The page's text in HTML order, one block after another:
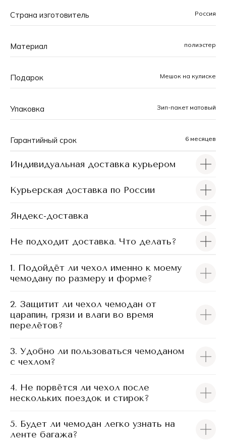
тщательно прорабатывается, а в большинстве
моделей можно найти аббревиатуру бренда, органично
учитываются не только актуальные модные
тенденции, но и практическая функциональность,
оригинальным и удобным.
Страна изготовитель Россия
Материал полиэстер
Подарок Мешок на кулиске
Упаковка Зип-пакет матовый
Гарантийный срок 6 месяцев
Индивидуальная доставка курьером
Курьерская доставка по России
Яндекс-доставка
Не подходит доставка. Что делать?
1. Подойдёт ли чехол именно к моему
чемодану по размеру и форме?
2. Защитит ли чехол чемодан от
царапин, грязи и влаги во время
перелётов?
3. Удобно ли пользоваться чемоданом
с чехлом?
4. Не порвётся ли чехол после
нескольких поездок и стирок?
5. Будет ли чемодан легко узнать на
ленте багажа?